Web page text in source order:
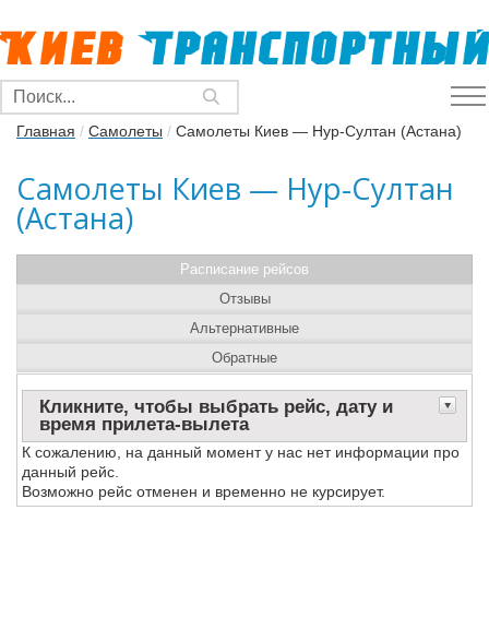
Главная / Самолеты / Самолеты Киев — Нур-Султан (Астана)
Самолеты Киев — Нур-Султан
(Астана)
Расписание рейсов
Кликните, чтобы выбрать рейс, дату и
время прилета-вылета
К сожалению, на данный момент у нас нет информации про
данный рейс.
Возможно рейс отменен и временно не курсирует.
Отзывы
Альтернативные
Обратные